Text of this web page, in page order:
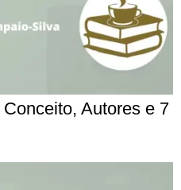
Autores e 7